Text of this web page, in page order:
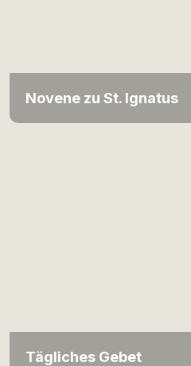
Novene zu St. Ignatus
Tägliches Gebet